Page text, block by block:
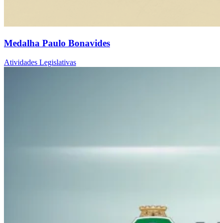
Medalha Paulo Bonavides
Atividades Legislativas